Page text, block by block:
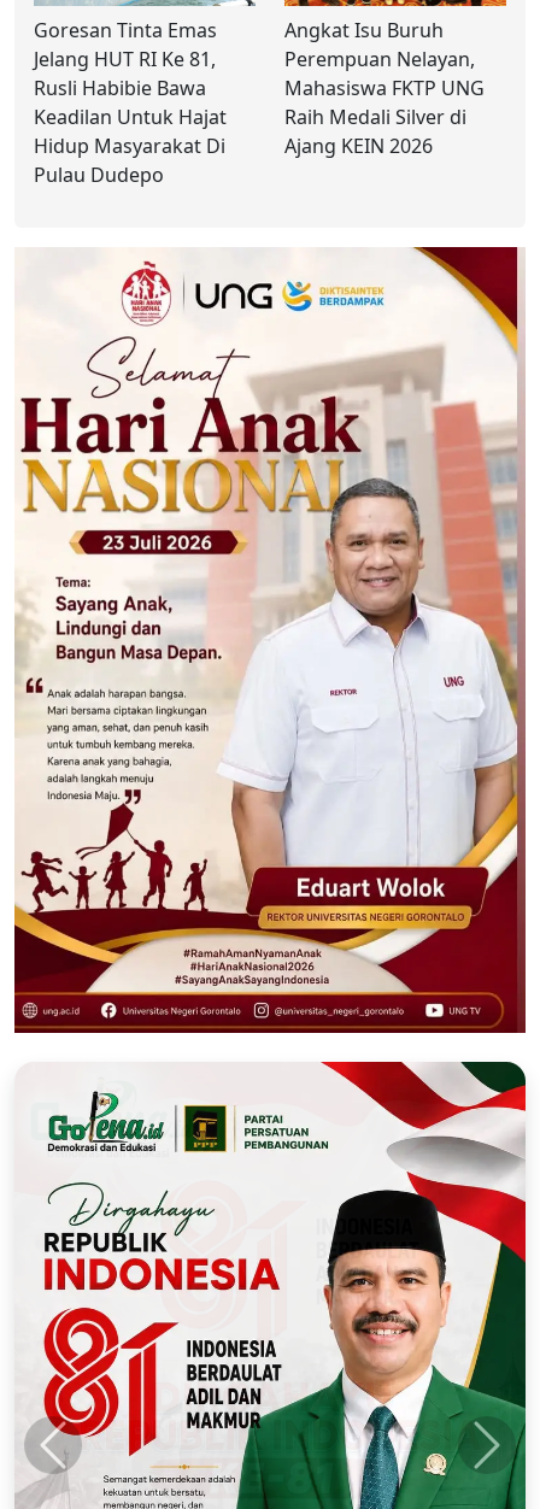
Goresan Tinta Emas
Jelang HUT RI Ke 81,
Rusli Habibie Bawa
Keadilan Untuk Hajat
Hidup Masyarakat Di
Pulau Dudepo
Angkat Isu Buruh
Perempuan Nelayan,
Mahasiswa FKTP UNG
Raih Medali Silver di
Ajang KEIN 2026